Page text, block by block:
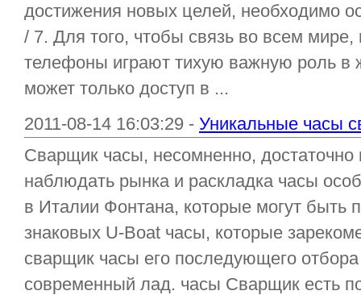
достижения новых целей, необходимо
/ 7. Для того, чтобы связь во всем
телефоны играют тихую важную роль в
может только доступ в ...
2011-08-14 16:03:29 - Уникальные часы
Сварщик часы, несомненно, достаточно
наблюдать рынка и раскладка часы
в Италии Фонтана, которые могут быть
знаковых U-Boat часы, которые
сварщик часы его последующего
современный лад. часы Сварщик есть